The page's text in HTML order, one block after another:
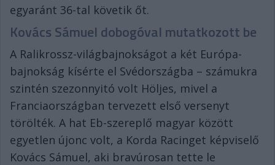
egyaránt 36-tal követik őt.
Kovács Sámuel dobogóval mutatkozott be
A Ralikrossz-világbajnokságot a két Európa-
bajnokság kísérte el Svédországba – számukra
szintén szezonnyitó volt Höljes, mivel a
Franciaországban tervezett első versenyt
törölték. A hat Eb-szereplő magyar között
egyetlen újonc volt, a Korda Racinget képviselő
Kovács Sámuel, aki bravúrosan tette le